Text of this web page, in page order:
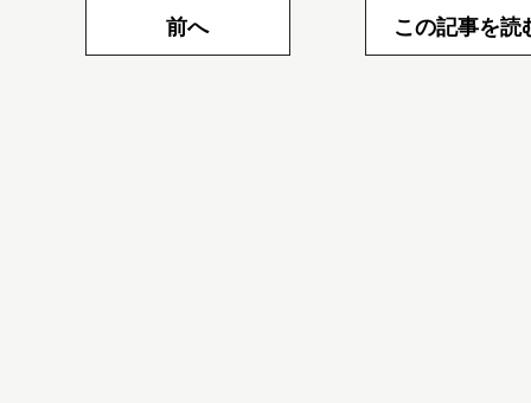
前へ この記事を読